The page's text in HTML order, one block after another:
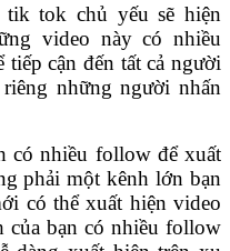
tik tok chủ yếu sẽ hiện
video này có nhiều
cận đến tất cả người
những người nhấn
có nhiều follow để xuất
phải một kênh lớn bạn
có thể xuất hiện video
của bạn có nhiều follow